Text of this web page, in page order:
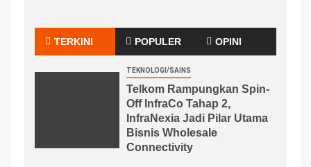
TERKINI POPULER OPINI
TEKNOLOGI/SAINS
Telkom Rampungkan Spin-
Off InfraCo Tahap 2,
InfraNexia Jadi Pilar Utama
Bisnis Wholesale
Connectivity